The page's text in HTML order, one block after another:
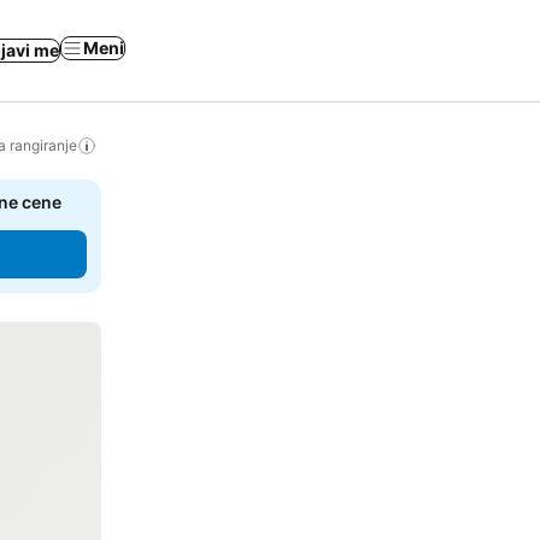
me Meni
rangiranje
cene